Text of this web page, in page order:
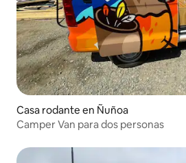
Casa rodante en Ñuñoa
Camper Van para dos personas